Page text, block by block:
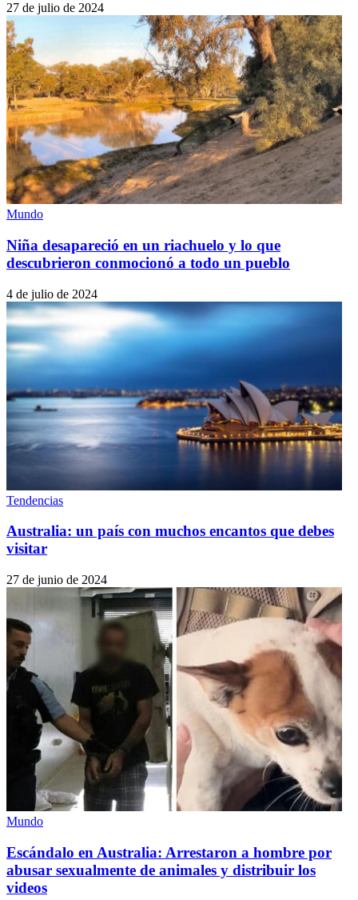
27 de julio de 2024
Mundo
Niña desapareció en un riachuelo y lo que
descubrieron conmocionó a todo un pueblo
4 de julio de 2024
Tendencias
Australia: un país con muchos encantos que debes
visitar
27 de junio de 2024
Mundo
Escándalo en Australia: Arrestaron a hombre por
abusar sexualmente de animales y distribuir los
videos